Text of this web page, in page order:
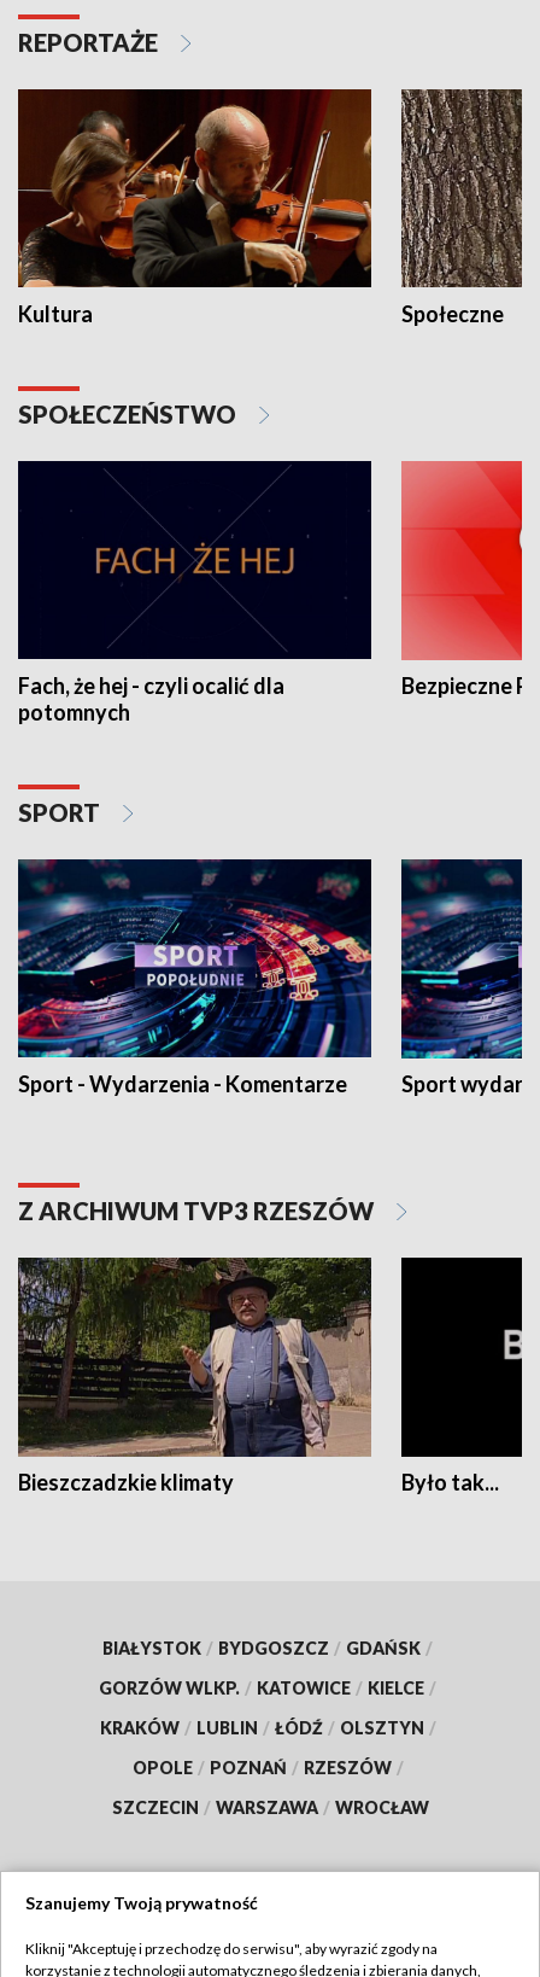
REPORTAŻE
Kultura Społeczne
SPOŁECZEŃSTWO
Fach, że hej - czyli ocalić dla
potomnych
Bezpieczne
SPORT
Sport - Wydarzenia - Komentarze Sport
Z ARCHIWUM TVP3 RZESZÓW
Bieszczadzkie klimaty Było tak...
BIAŁYSTOK / BYDGOSZCZ / GDAŃSK /
GORZÓW WLKP. / KATOWICE / KIELCE /
KRAKÓW / LUBLIN / ŁÓDŹ / OLSZTYN /
OPOLE / POZNAŃ / RZESZÓW /
SZCZECIN / WARSZAWA / WROCŁAW
Szanujemy Twoją prywatność
Kliknij "Akceptuję i przechodzę do serwisu", aby wyrazić zgody na
korzystanie z technologii automatycznego śledzenia i zbierania danych,